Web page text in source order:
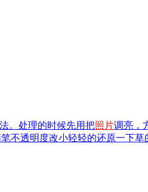
。处理的时候先用把照片调亮，
不透明度改小轻轻的还原一下草